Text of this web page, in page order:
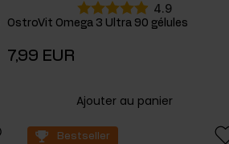
4.9
OstroVit Omega 3 Ultra 90 gélules
7,99 EUR
Ajouter au panier
Bestseller